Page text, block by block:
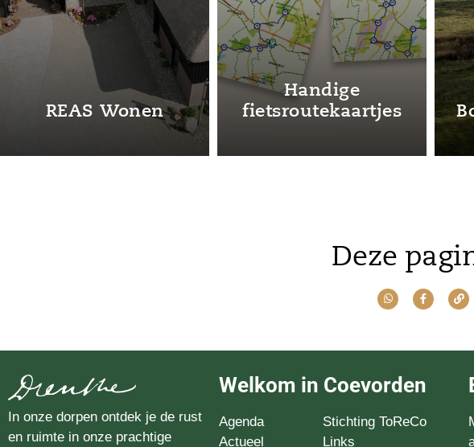
Meppen – Gees Gees
Deze
In onze dorpen ontdek je de rust
en ruimte in onze prachtige
Welkom in Coevorden
Agenda
Actueel
Stichting ToReCo
Links